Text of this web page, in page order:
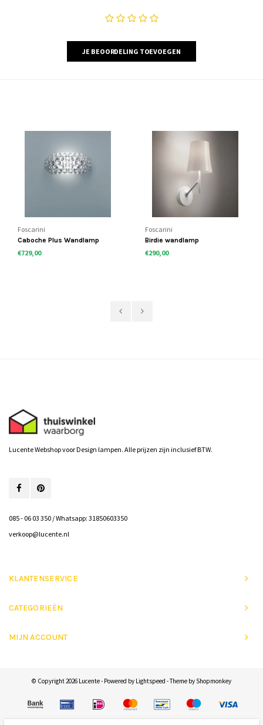
JE BEOORDELING TOEVOEGEN
Foscarini
Caboche Plus Wandlamp
€729,00
Foscarini
Birdie wandlamp
€290,00
Lucente Webshop voor Design lampen. Alle prijzen zijn inclusief BTW.
085 - 06 03 350 / Whatsapp: 31850603350
verkoop@lucente.nl
KLANTENSERVICE
CATEGORIEËN
MIJN ACCOUNT
© Copyright 2026 Lucente - Powered by Lightspeed - Theme by Shopmonkey